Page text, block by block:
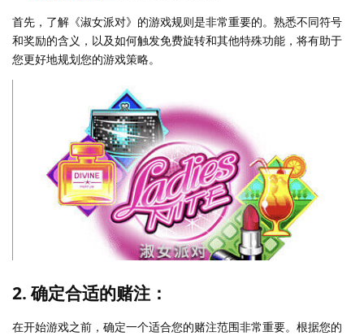
首先，了解《淑女派对》的游戏规则是非常重要的。熟悉不同符号
和奖励的含义，以及如何触发免费旋转和其他特殊功能，将有助于
您更好地规划您的游戏策略。
2. 确定合适的赌注：
在开始游戏之前，确定一个适合您的赌注范围非常重要。根据您的